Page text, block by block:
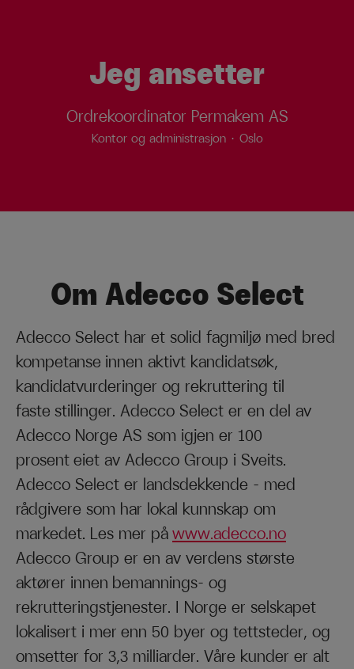
Jeg ansetter
Ordrekoordinator Permakem AS
Kontor og administrasjon · Oslo
Om Adecco Select
Adecco Select har et solid fagmiljø med bred
kompetanse innen aktivt kandidatsøk,
kandidatvurderinger og rekruttering til
faste stillinger. Adecco Select er en del av
Adecco Norge AS som igjen er 100
prosent eiet av Adecco Group i Sveits.
Adecco Select er landsdekkende – med
rådgivere som har lokal kunnskap om
markedet. Les mer påwww.adecco.no
Adecco Group er en av verdens største
aktører innen bemannings- og
rekrutteringstjenester. I Norge er selskapet
lokalisert i mer enn 50 byer og tettsteder, og
omsetter for 3,3 milliarder. Våre kunder er alt